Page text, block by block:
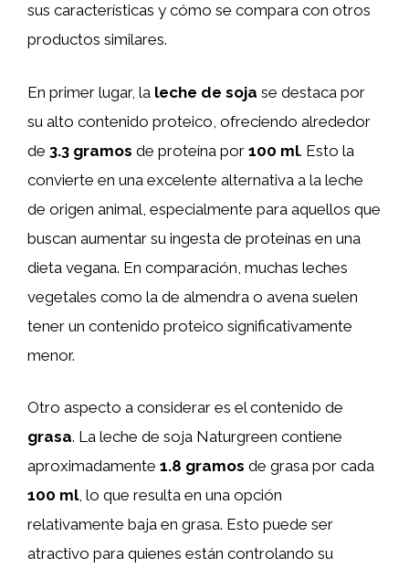
sus características y cómo se compara con otros
productos similares.
En primer lugar, la leche de soja se destaca por
su alto contenido proteico, ofreciendo alrededor
de 3.3 gramos de proteína por 100 ml. Esto la
convierte en una excelente alternativa a la leche
de origen animal, especialmente para aquellos que
buscan aumentar su ingesta de proteínas en una
dieta vegana. En comparación, muchas leches
vegetales como la de almendra o avena suelen
tener un contenido proteico significativamente
menor.
Otro aspecto a considerar es el contenido de
grasa. La leche de soja Naturgreen contiene
aproximadamente 1.8 gramos de grasa por cada
100 ml, lo que resulta en una opción
relativamente baja en grasa. Esto puede ser
atractivo para quienes están controlando su